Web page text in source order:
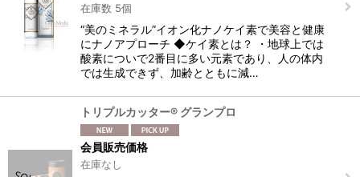
在庫数 5個
“美のミネラル”イオン化ナノケイ素で美容と健康
にナノアプローチ ◆ケイ素とは？ ・地球上では
酸素についで2番目に多い元素であり、人の体内
では生成できず、加齢とともに減…
トリプルカッター® グランプロ
会員販売価格
在庫なし